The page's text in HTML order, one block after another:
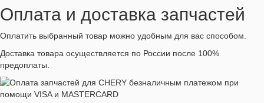
Оплата и доставка запчастей
Оплатить выбранный товар можно удобным для вас способом.
Доставка товара осуществляется по России после 100%
предоплаты.